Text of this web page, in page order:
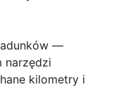
—
narzędzi
kilometry i